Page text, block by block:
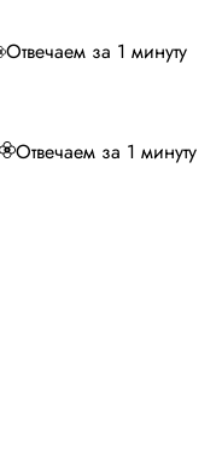
Отвечаем за 1 минуту
Отвечаем за 1 минуту